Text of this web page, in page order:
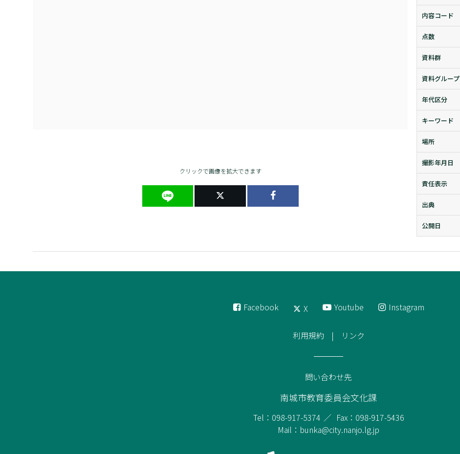
クリックで画像を拡大できます
内容コード
点数
資料群
資料グループ
年代区分
キーワード
場所
撮影年月日
責任表示
出典
公開日
Facebook X Youtube Instagram
利用規約 リンク
問い合わせ先
南城市教育委員会文化課
Tel：098-917-5374
Fax：098-917-5436
Mail：bunka@city.nanjo.lg.jp